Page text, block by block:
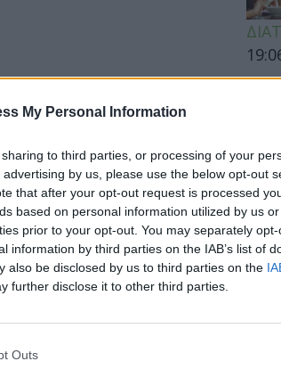
My Personal Information
to third parties, or processing of your
by us, please use the below opt-out
that after your opt-out request is processed
based on personal information utilized by us
prior to your opt-out. You may separately
information by third parties on the IAB’s list of
also be disclosed by us to third parties on the
further disclose it to other third parties.
Outs
Πώς